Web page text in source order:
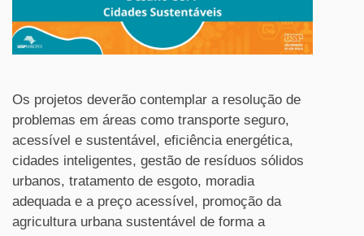
Os projetos deverão contemplar a resolução de
problemas em áreas como transporte seguro,
acessível e sustentável, eficiência energética,
cidades inteligentes, gestão de resíduos sólidos
urbanos, tratamento de esgoto, moradia
adequada e a preço acessível, promoção da
agricultura urbana sustentável de forma a